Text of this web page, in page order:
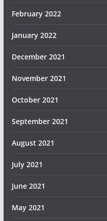
February 2022
January 2022
December 2021
November 2021
October 2021
September 2021
August 2021
July 2021
June 2021
May 2021